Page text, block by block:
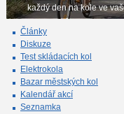
každý den na kole ve
Články
Diskuze
Test skládacích kol
Elektrokola
Bazar městských kol
Kalendář akcí
Seznamka